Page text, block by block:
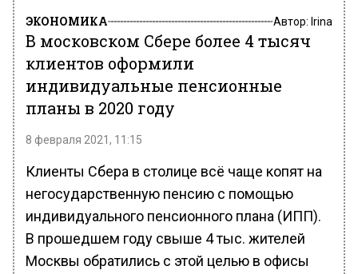
ЭКОНОМИКА Автор: Irina
В московском Сбере более 4 тысяч
клиентов оформили
индивидуальные пенсионные
планы в 2020 году
8 февраля 2021, 11:15
Клиенты Сбера в столице всё чаще копят на
негосударственную пенсию с помощью
индивидуального пенсионного плана (ИПП).
В прошедшем году свыше 4 тыс. жителей
Москвы обратились с этой целью в офисы